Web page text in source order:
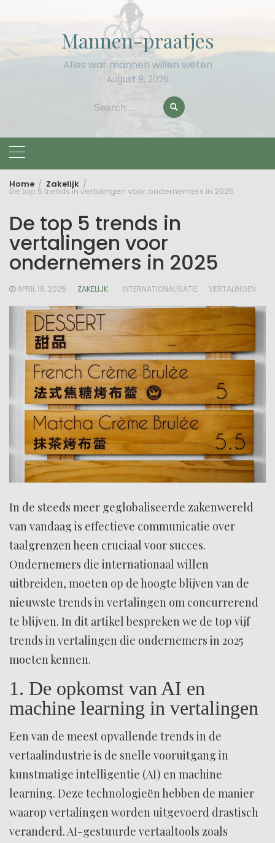
Mannen-praatjes
Alles wat mannen willen weten
August 9, 2026
Search
Home Zakelijk
De top 5 trends in vertalingen voor ondernemers in 2025
De top 5 trends in
vertalingen voor
ondernemers in 2025
APRIL 18, 2025 ZAKELIJK INTERNATIONALISATIE VERTALINGEN
In de steeds meer geglobaliseerde zakenwereld
van vandaag is effectieve communicatie over
taalgrenzen heen cruciaal voor succes.
Ondernemers die internationaal willen
uitbreiden, moeten op de hoogte blijven van de
nieuwste trends in vertalingen om concurrerend
te blijven. In dit artikel bespreken we de top vijf
trends in vertalingen die ondernemers in 2025
moeten kennen.
1. De opkomst van AI en
machine learning in vertalingen
Een van de meest opvallende trends in de
vertaalindustrie is de snelle vooruitgang in
kunstmatige intelligentie (AI) en machine
learning. Deze technologieën hebben de manier
waarop vertalingen worden uitgevoerd drastisch
veranderd. AI-gestuurde vertaaltools zoals